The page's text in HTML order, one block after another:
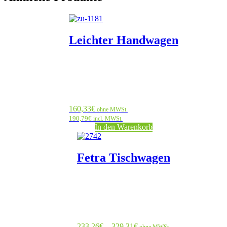
Leichter Handwagen
160,33€ ohne MWSt.
190,79€ incl. MWSt.
In den Warenkorb
Fetra Tischwagen
weist
mehrere